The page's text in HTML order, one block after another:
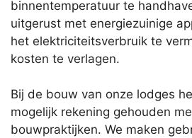
binnentemperatuur te
uitgerust met energiezuinige
het elektriciteitsverbruik te
kosten te verlagen.
Bij de bouw van onze lodges
mogelijk rekening gehouden
bouwpraktijken. We maken